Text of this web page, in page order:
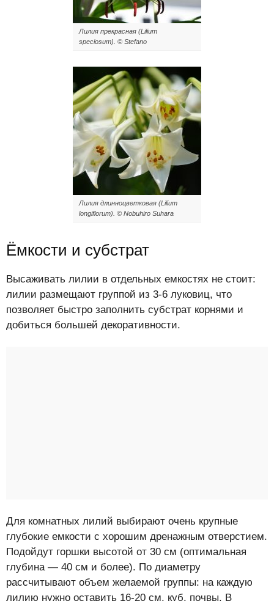
Лилия прекрасная (Lilium
speciosum). © Stefano
Лилия длинноцветковая (Lilium
longiflorum). © Nobuhiro Suhara
Ёмкости и субстрат
Высаживать лилии в отдельных емкостях не стоит:
лилии размещают группой из 3-6 луковиц, что
позволяет быстро заполнить субстрат корнями и
добиться большей декоративности.
Для комнатных лилий выбирают очень крупные
глубокие емкости с хорошим дренажным отверстием.
Подойдут горшки высотой от 30 см (оптимальная
глубина — 40 см и более). По диаметру
рассчитывают объем желаемой группы: на каждую
лилию нужно оставить 16-20 см. куб. почвы. В